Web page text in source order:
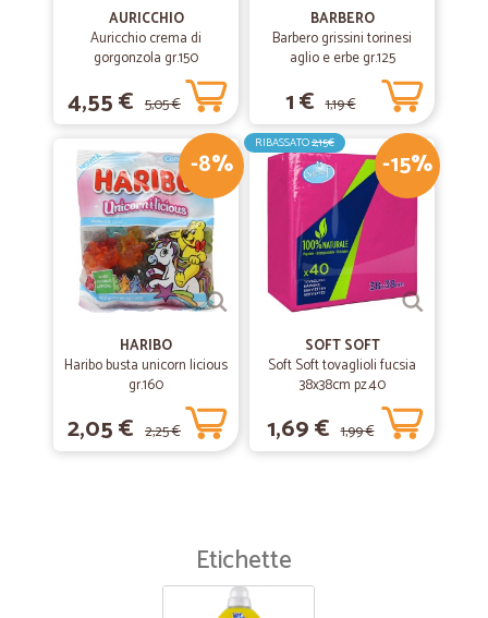
AURICCHIO
Auricchio crema di
gorgonzola gr.150
4,55 € 5,05 €
BARBERO
Barbero grissini torinesi
aglio e erbe gr.125
1 € 1,19 €
-8%
HARIBO
Haribo busta unicorn licious
gr.160
2,05 € 2,25 €
-15%
RIBASSATO2,15€
SOFT SOFT
Soft Soft tovaglioli fucsia
38x38cm pz.40
1,69 € 1,99 €
Etichette